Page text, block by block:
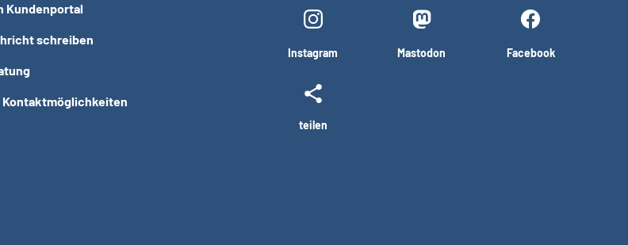
Kundenportal
schreiben
Kontaktmöglichkeiten
Instagram Mastodon Facebook
teilen